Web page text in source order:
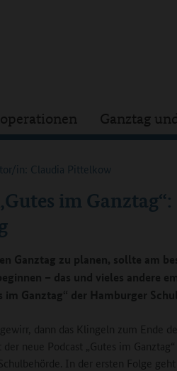
Ganztag
im
in: Claudia Pittelkow
Ganztag zu planen, sollte am
– das und vieles andere
im Ganztag“ der Hamburger
dann das Klingeln zum Ende der
neue Podcast „Gutes im Ganztag“
In der ersten Folge geht